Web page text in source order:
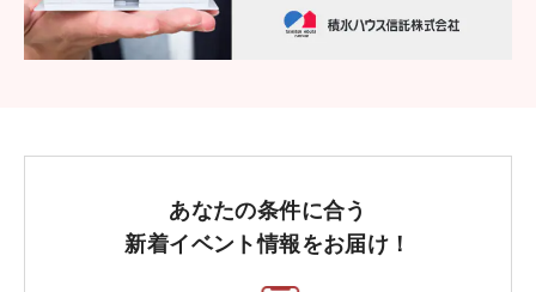
あなたの条件に合う
新着イベント情報をお届け！